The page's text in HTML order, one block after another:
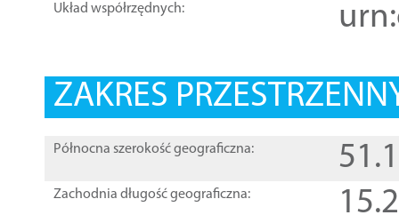
Układ współrzędnych:
ZAKRES
Północna szerokość geograficzna:
Zachodnia długość geograficzna: